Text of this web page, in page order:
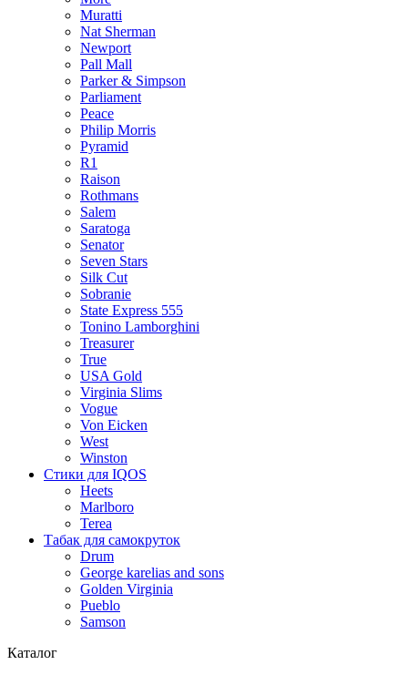
Muratti
Nat Sherman
Newport
Pall Mall
Parker & Simpson
Parliament
Peace
Philip Morris
Pyramid
R1
Raison
Rothmans
Salem
Saratoga
Senator
Seven Stars
Silk Cut
Sobranie
State Express 555
Tonino Lamborghini
Treasurer
True
USA Gold
Virginia Slims
Vogue
Von Eicken
West
Winston
Стики для IQOS
Heets
Marlboro
Terea
Табак для самокруток
Drum
George karelias and sons
Golden Virginia
Pueblo
Samson
Каталог